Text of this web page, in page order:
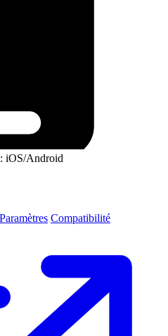
iOS/Android
Paramètres Compatibilité